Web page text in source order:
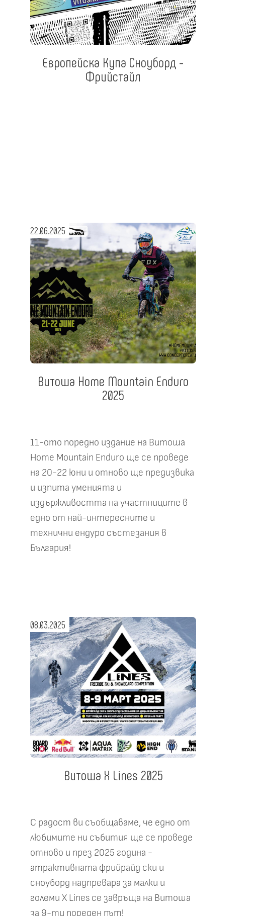
Европейска Купа Сноуборд -
Фрийстайл
22.06.2025
Витоша Home Mountain Enduro
2025
11-ото поредно издание на Витоша
Home Mountain Enduro ще се проведе
на 20-22 юни и отново ще предизвика
и изпита уменията и
издържливостта на участниците в
едно от най-интересните и
технични ендуро състезания в
България!
08.03.2025
Витоша X Lines 2025
С радост ви съобщаваме, че едно от
любимите ни събития ще се проведе
отново и през 2025 година -
атрактивната фрийрайд ски и
сноуборд надпревара за малки и
големи X Lines се завръща на Витоша
за 9-ти пореден път!